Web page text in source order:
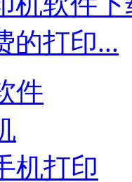
的打印...
件
机打印